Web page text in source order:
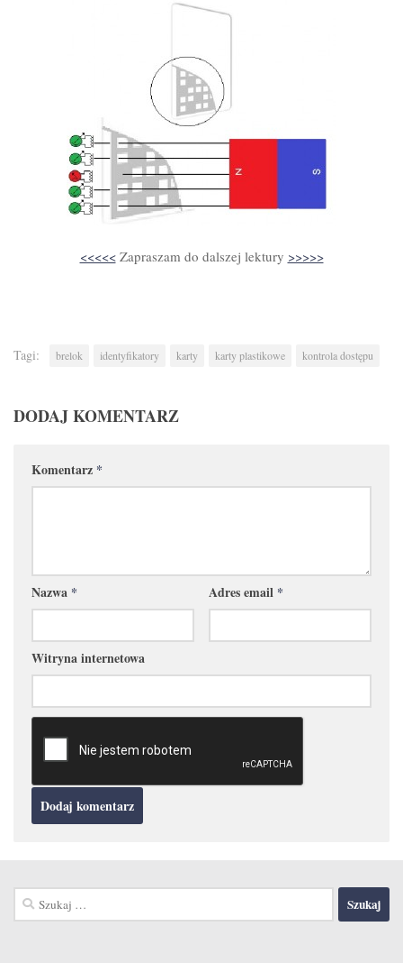
<<<<<Zapraszam do dalszej lektury >>>>>
Tagi: brelok identyfikatory karty karty plastikowe kontrola dostępu
DODAJ KOMENTARZ
Komentarz *
Nazwa * Adres email *
Witryna internetowa
Szukaj: